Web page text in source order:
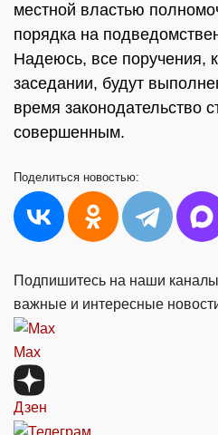
местной властью
порядка на
Надеюсь, все поручения,
заседании, будут
время законодательство
совершенным.
Поделиться новостью:
Подпишитесь на наши
важные и интересные
Max
Дзен